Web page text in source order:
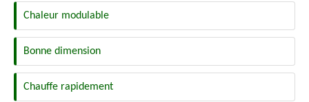
Chaleur modulable
Bonne dimension
Chauffe rapidement